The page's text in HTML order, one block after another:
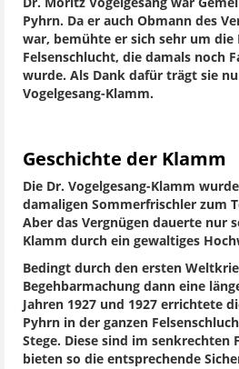
Dr. Moritz Vogelgesang war
Pyhrn. Da er auch Obmann des
war, bemühte er sich sehr um die
Felsenschlucht, die damals noch
wurde. Als Dank dafür trägt sie
Vogelgesang-Klamm.
Geschichte der Klamm
Die Dr. Vogelgesang-Klamm
damaligen Sommerfrischler zum
Aber das Vergnügen dauerte nur
Klamm durch ein gewaltiges
Bedingt durch den ersten
Begehbarmachung dann eine
Jahren 1927 und 1927 errichtete
Pyhrn in der ganzen
Stege. Diese sind im senkrechten
bieten so die entsprechende